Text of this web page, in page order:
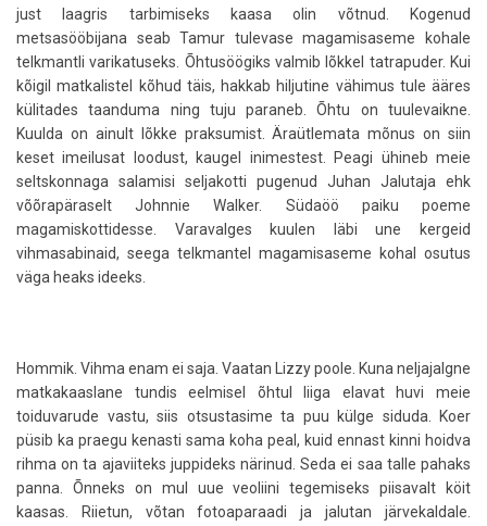
just laagris tarbimiseks kaasa olin võtnud. Kogenud
metsasööbijana seab Tamur tulevase magamisaseme kohale
telkmantli varikatuseks. Õhtusöögiks valmib lõkkel tatrapuder. Kui
kõigil matkalistel kõhud täis, hakkab hiljutine vähimus tule ääres
külitades taanduma ning tuju paraneb. Õhtu on tuulevaikne.
Kuulda on ainult lõkke praksumist. Äraütlemata mõnus on siin
keset imeilusat loodust, kaugel inimestest. Peagi ühineb meie
seltskonnaga salamisi seljakotti pugenud Juhan Jalutaja ehk
võõrapäraselt Johnnie Walker. Südaöö paiku poeme
magamiskottidesse. Varavalges kuulen läbi une kergeid
vihmasabinaid, seega telkmantel magamisaseme kohal osutus
väga heaks ideeks.
Hommik. Vihma enam ei saja. Vaatan Lizzy poole. Kuna neljajalgne
matkakaaslane tundis eelmisel õhtul liiga elavat huvi meie
toiduvarude vastu, siis otsustasime ta puu külge siduda. Koer
püsib ka praegu kenasti sama koha peal, kuid ennast kinni hoidva
rihma on ta ajaviiteks juppideks närinud. Seda ei saa talle pahaks
panna. Õnneks on mul uue veoliini tegemiseks piisavalt köit
kaasas. Riietun, võtan fotoaparaadi ja jalutan järvekaldale.